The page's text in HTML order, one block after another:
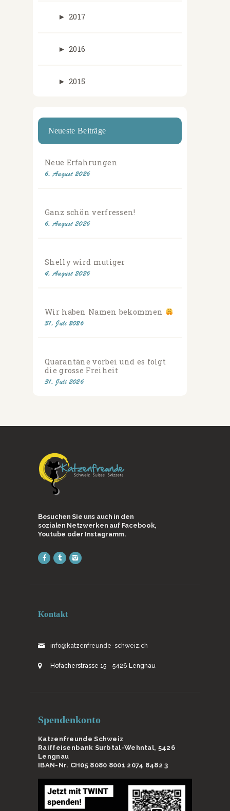
► 2017
► 2016
► 2015
Neueste Beiträge
Neue Erfahrungen
6. August 2026
Ganz schön verfressen!
6. August 2026
Shelly wird mutiger
4. August 2026
Wir haben Namen bekommen
31. Juli 2026
Quarantäne vorbei und es folgt
die grosse Freiheit
31. Juli 2026
Besuchen Sie uns auch in den
sozialen Netzwerken auf Facebook,
Youtube oder Instagramm.
Kontakt
info@katzenfreunde-schweiz.ch
Hofacherstrasse 15 - 5426 Lengnau
Spendenkonto
Katzenfreunde Schweiz
Raiffeisenbank Surbtal-Wehntal, 5426
Lengnau
IBAN-Nr. CH05 8080 8001 2074 8482 3